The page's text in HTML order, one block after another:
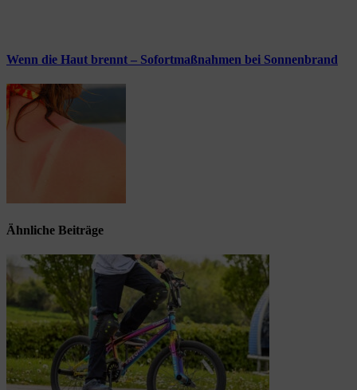
Wenn die Haut brennt – Sofortmaßnahmen bei Sonnenbrand
Ähnliche Beiträge